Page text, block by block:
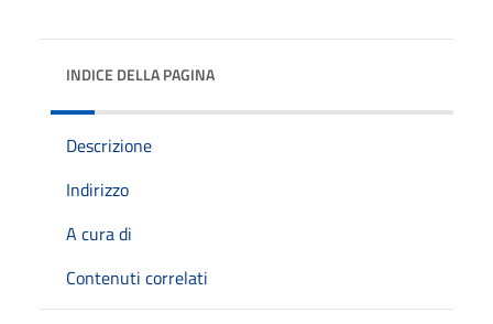
INDICE DELLA PAGINA
Descrizione
Indirizzo
A cura di
Contenuti correlati